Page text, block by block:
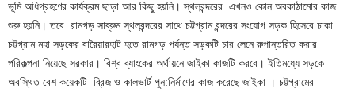
ভূমি অধিগ্রহণের কার্যক্রম ছাড়া আর কিছু হয়নি। স্থলবন্দরের এখনও কোন অবকাঠামোর কাজ
শুরু হয়নি। তবে রামগড় সাব্রুম স্থলবন্দরের সাথে চট্টগ্রাম বন্দরের সংযোগ সড়ক হিসেবে ঢাকা
চট্টগ্রাম মহা সড়কের বারৈয়ারহাট হতে রামগড় পর্যন্ত সড়কটি চার লেনে রুপান্তরিত করার
পরিকল্পনা নিয়েছে সরকার। বিশ্ব ব্যাংকের অর্থায়নে জাইকা কাজটি করবে। ইতিমধ্যে সড়কে
অবস্থিত বেশ কয়েকটি ব্রিজ ও কালভার্ট পুন:নির্মাণের কাজ করেছে জাইকা । চট্টগ্রামের